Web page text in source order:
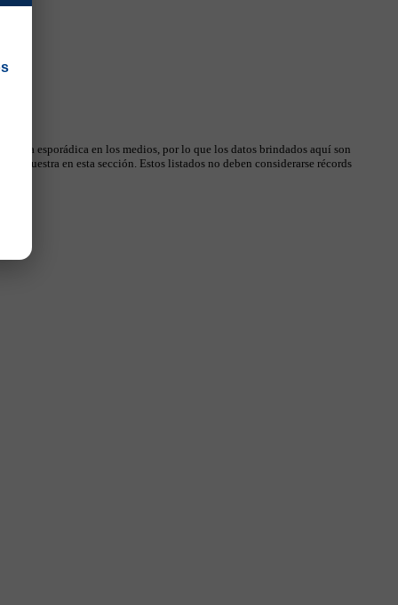
esporádica en los medios, por lo que los datos brindados aquí son
muestra en esta sección. Estos listados no deben considerarse récords